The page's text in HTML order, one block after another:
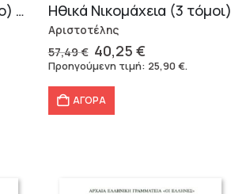
Τα Εις εαυτόν (Επίτομο) – Μάρκος Αυρήλιος Ηθικά Νικομάχεια (3 τόμοι)
Αριστοτέλης
57,49€ Original
price
57,49 €.
40,25 €Η
τρέχουσα
Προηγούμενη τιμή: 25,90€.
ΑΓΟΡΑ